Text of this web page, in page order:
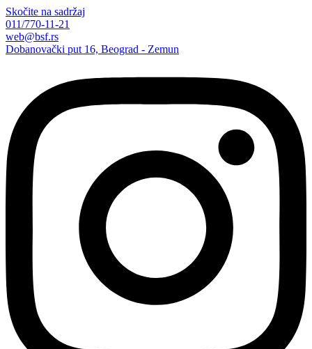
Skočite na sadržaj
011/770-11-21
web@bsf.rs
Dobanovački put 16, Beograd - Zemun